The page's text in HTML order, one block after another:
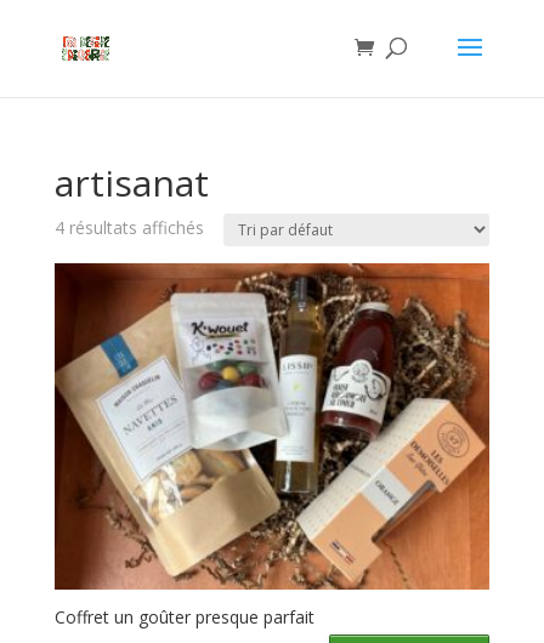
artisanat
4 résultats affichés
Coffret un goûter presque parfait